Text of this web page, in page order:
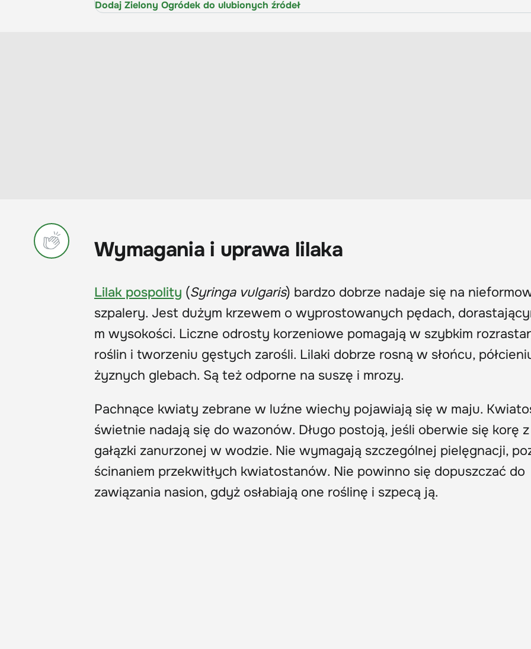
Dodaj Zielony Ogródek do ulubionych źródeł
Wymagania i uprawa lilaka
Lilak pospolity (Syringa vulgaris) bardzo dobrze nadaje się na
szpalery. Jest dużym krzewem o wyprostowanych pędach,
m wysokości. Liczne odrosty korzeniowe pomagają w szybkim
roślin i tworzeniu gęstych zarośli. Lilaki dobrze rosną w słońcu,
żyznych glebach. Są też odporne na suszę i mrozy.
Pachnące kwiaty zebrane w luźne wiechy pojawiają się w maju.
świetnie nadają się do wazonów. Długo postoją, jeśli oberwie się korę z
gałązki zanurzonej w wodzie. Nie wymagają szczególnej pielęgnacji,
ścinaniem przekwitłych kwiatostanów. Nie powinno się dopuszczać do
zawiązania nasion, gdyż osłabiają one roślinę i szpecą ją.